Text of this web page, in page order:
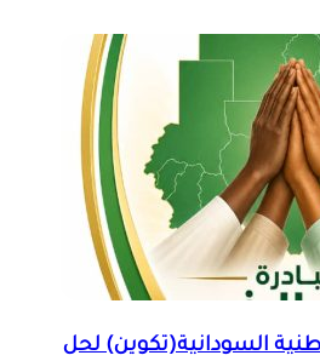
السودانية(تكوين) لحل